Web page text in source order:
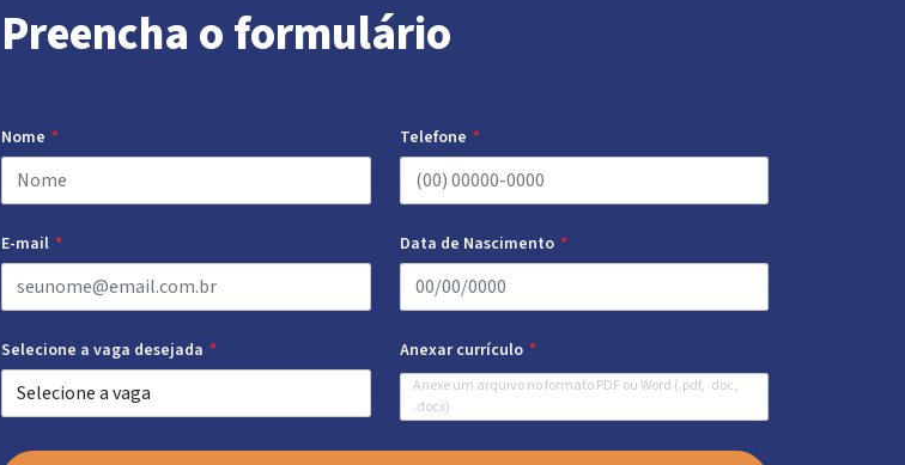
Preencha o formulário
Nome Telefone
E-mail Data de Nascimento
Selecione a vaga desejada Anexar currículo
Anexe um arquivo no formato PDF ou Word (.pdf, .doc,
.docx)